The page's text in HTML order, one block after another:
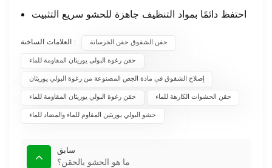
احتفظ دائمًا بمواد التنظيف جاهزة للحشو سريع التثبيت
العلامات الساخنة : حقن الشقوق حقن الخرسانة
حقن رغوة البولي يوريثان المقاومة للماء
إصلاح الشقوق في مادة الجص المصنوعة من رغوة البولي يوريثان
حقن رغوة البولي يوريثان المقاومة للماء حقن الحشوات الكارهة للماء
حشو البولي يوريثين المقاوم للماء والمضاد للماء
سابق
ما هو الحشو بالحقن؟